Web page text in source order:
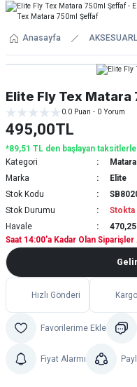
Anasayfa
Elite Fly Tex
0.0 Puan - 0 Yorum
495,00TL
*89,51 TL den başlayan
Kategori
Matara
Marka
Elite
Stok Kodu
Stok Durumu
Stokta
Havale
Saat 14:00'a Kadar Olan Siparişler
Hızlı Gönderi
Fiyat Alarmı